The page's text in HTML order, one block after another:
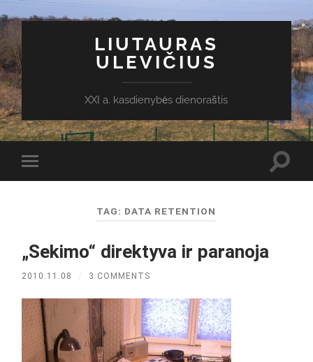
LIUTAURAS
ULEVIČIUS
XXI a. kasdienybės dienoraštis
Toggle
mobile
TAG: DATA RETENTION
„Sekimo“ direktyva ir paranoja
2010.11.08 / 3 COMMENTS